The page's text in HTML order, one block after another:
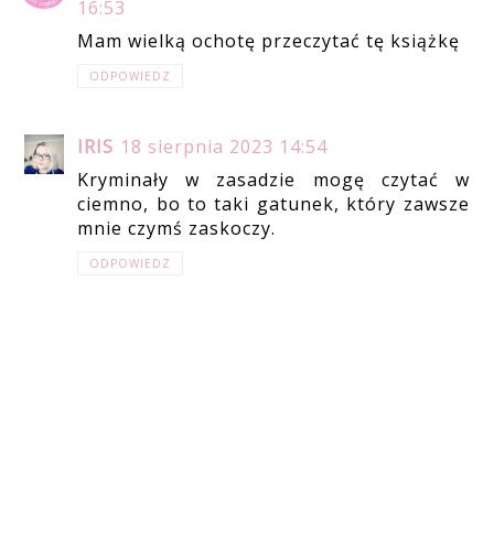
16:53
Mam wielką ochotę przeczytać tę książkę
ODPOWIEDZ
IRIS 18 sierpnia 2023 14:54
Kryminały w zasadzie mogę czytać w
ciemno, bo to taki gatunek, który zawsze
mnie czymś zaskoczy.
ODPOWIEDZ